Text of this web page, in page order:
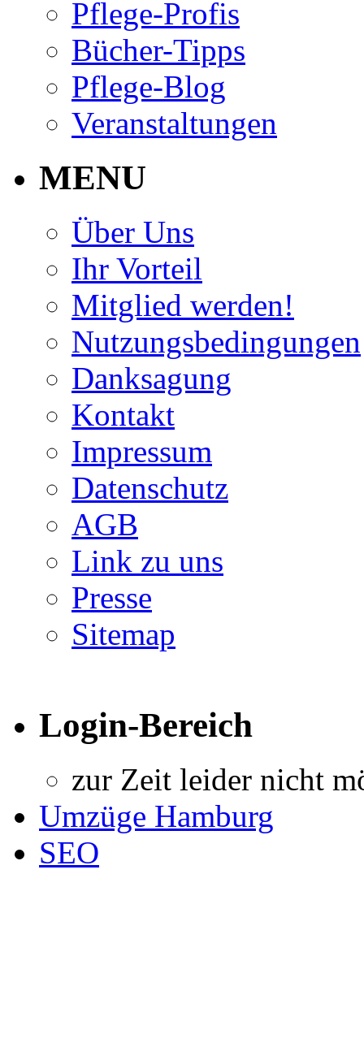
Pflege-Profis
Bücher-Tipps
Pflege-Blog
Veranstaltungen
MENU
Über Uns
Ihr Vorteil
Mitglied werden!
Nutzungsbedingungen
Danksagung
Kontakt
Impressum
Datenschutz
AGB
Link zu uns
Presse
Sitemap
Login-Bereich
zur Zeit leider nicht
Umzüge Hamburg
SEO